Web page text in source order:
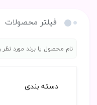
فیلتر محصولات
دسته بندی